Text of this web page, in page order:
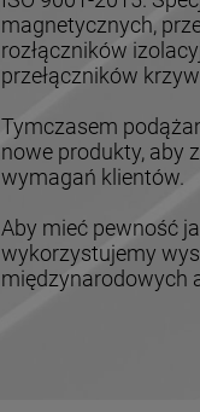
magnetycznych,
rozłączników
przełączników
Tymczasem
nowe produkty, aby
wymagań klientów.
Aby mieć pewność
wykorzystujemy
międzynarodowych